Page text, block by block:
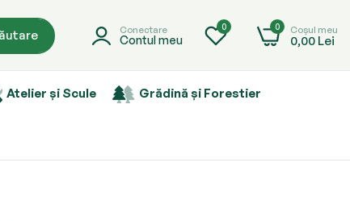
Conectare
Contul meu
0 0 Coșul meu
0,00 Lei
Atelier și Scule Grădină și Forestier